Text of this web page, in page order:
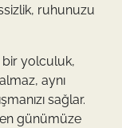
ruhunuzu
bir yolculuk,
aynı
sağlar.
günümüze